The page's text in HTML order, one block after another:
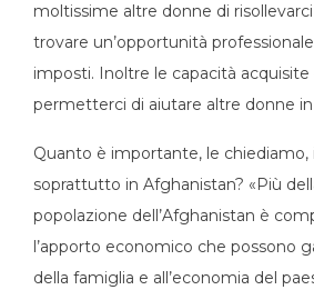
moltissime altre donne di
trovare un’opportunità
imposti. Inoltre le capacità
permetterci di aiutare altre donne
Quanto è importante, le chiediamo,
soprattutto in Afghanistan? «Più
popolazione dell’Afghanistan è
l’apporto economico che possono
della famiglia e all’economia del